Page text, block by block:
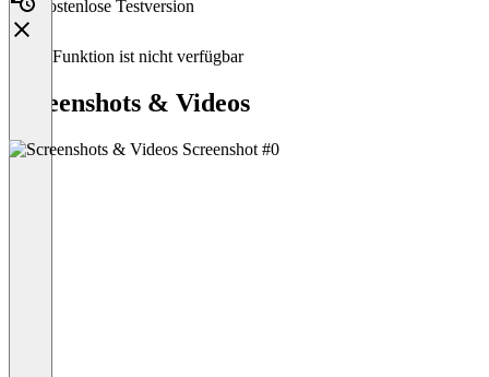
Kostenlose Testversion
Diese Funktion ist nicht verfügbar
Screenshots & Videos